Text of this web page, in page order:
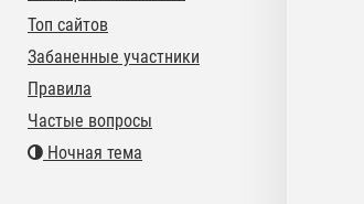
Топ сайтов
Забаненные участники
Правила
Частые вопросы
Ночная тема